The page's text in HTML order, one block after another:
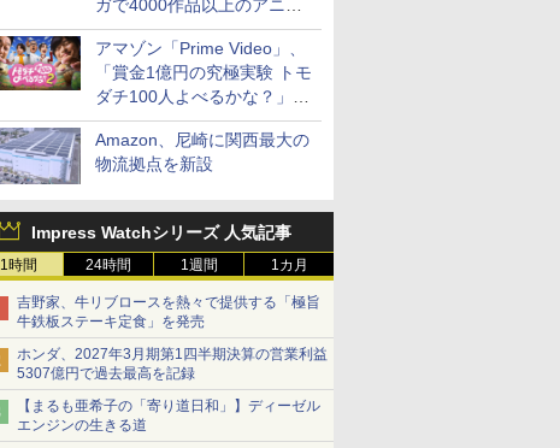
ガで4000作品以上のアニメ
見放題
アマゾン「Prime Video」、
「賞金1億円の究極実験 トモ
ダチ100人よべるかな？」シ
ーズン2の参加者公開
Amazon、尼崎に関西最大の
物流拠点を新設
Impress Watchシリーズ 人気記事
1時間 24時間 1週間 1カ月
吉野家、牛リブロースを熱々で提供する「極旨
牛鉄板ステーキ定食」を発売
ホンダ、2027年3月期第1四半期決算の営業利益
5307億円で過去最高を記録
【まるも亜希子の「寄り道日和」】ディーゼル
エンジンの生きる道